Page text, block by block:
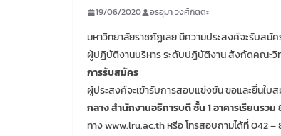
19/06/2020 อรอุมา วงศ์กิตตะ
มหาวิทยาลัยราชภัฏเลย มีความประสงค์จะรับส
ผู้ปฏิบัติงานบริหาร ระดับปฏิบัติงาน สังกัดคณะวิท
การรับสมัคร
ผู้ประสงค์จะเข้ารับการสอบแข่งขัน ขอและยื่นใบ
กลาง สำนักงานอธิการบดี ชั้น 1 อาคารเรียนรวม
ทาง www.lru.ac.th หรือ โทรสอบถามได้ที่ 042 –